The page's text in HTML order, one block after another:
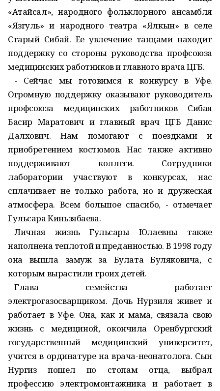
«Атайсал», народного фольклорного ансамбля
«Язгуль» и народного театра «Ялкын» в селе
Старый Сибай. Ее увлечение танцами находит
поддержку со стороны руководства профсоюза
медицинских работников и главного врача ЦГБ.
- Сейчас мы готовимся к конкурсу в Уфе.
Огромную поддержку оказывают руководитель
профсоюза медицинских работников Сибая
Басир Маратович и главный врач ЦГБ Данис
Далхович. Нам помогают с поездками и
приобретением костюмов. Нас также активно
поддерживают коллеги. Сотрудники
лаборатории участвуют в конкурсах, нас
сплачивает не только работа, но и дружеская
атмосфера. Всем большое спасибо, - отмечает
Гульсара Киньзябаева.
Личная жизнь Гульсары Юлаевны также
наполнена теплотой и преданностью. В 1998 году
она вышла замуж за Булата Буляковича, с
которым вырастили троих детей.
Глава семейства работает
электрогазосварщиком. Дочь Нурзиля живет и
работает в Уфе. Она, как и мама, связала свою
жизнь с медициной, окончила Оренбургский
государственный медицинский университет,
учится в ординатуре на врача-неонатолога. Сын
Нургиз пошел по стопам отца, выбрал
профессию электромонтажника и работает в